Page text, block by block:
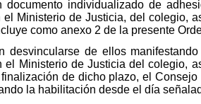
individualizado de
Ministerio de Justicia, del colegio,
como anexo 2 de la presente
de ellos
Ministerio de Justicia del colegio,
de dicho plazo, el Consejo
la habilitación desde el día